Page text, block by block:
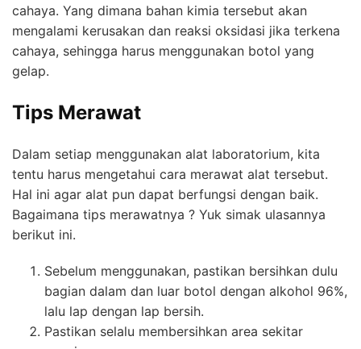
cahaya. Yang dimana bahan kimia tersebut akan
mengalami kerusakan dan reaksi oksidasi jika terkena
cahaya, sehingga harus menggunakan botol yang
gelap.
Tips Merawat
Dalam setiap menggunakan alat laboratorium, kita
tentu harus mengetahui cara merawat alat tersebut.
Hal ini agar alat pun dapat berfungsi dengan baik.
Bagaimana tips merawatnya ? Yuk simak ulasannya
berikut ini.
Sebelum menggunakan, pastikan bersihkan dulu
bagian dalam dan luar botol dengan alkohol 96%,
lalu lap dengan lap bersih.
Pastikan selalu membersihkan area sekitar